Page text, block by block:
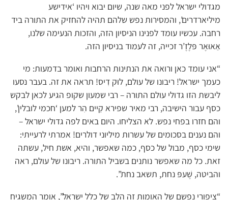
מגדולי ישראל לפני מאה שנה, שיום יבוא ויהיו ‘אידישע
מיליארדרים’, והמסירות נפש שלהם תהיה להחזיק את התורה ביד
רחבה. עכשיו עומד לפנינו הניסיון הזה, והזכות הנעימה שלנו,
אַאוּאֶר פּלֶזֶ’ר זכייה, זה לעמוד בניסיון הזה.
“אני עומד כאן ורואה את הנתינות הרחבות ואומר בדמעות: מי
כעמך ישראל! ריבונו של עולם, לוּק דִיס! תראה את זה. בעבר נסעו
ליבשת הזו גדולי עולם התורה – רבי שמעון שקופ הגיע לכאן לבקש
כסף עבור הישיבה, רבי מאיר שפירא קֵיים הִר למען ‘חכמי לובלין’,
והם חזרו בפחי נפש. לא הצליחו. היום באים לפה גדולי ישראל –
והם נענים בסכומים של עשרות מיליוני דולרים! אמרתי לרעייתי:
שימי כסף, מבול של כסף, כמה שאפשר, והיא, אשת חיל, עשתה
זאת. כל מה שאפשר נותנים בשביל התורה. ריבונו של עולם, ראה
והביטה, שֶׁעפּ נחת, תשאב נחת”.
“ציפורי נפשם של האומות זה הלב של כלל ישראל”, אומר המשגיח